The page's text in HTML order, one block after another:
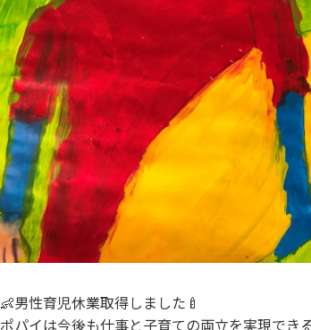
👶男性育児休業取得しました🍼
ポパイは今後も仕事と子育ての両立を実現でき